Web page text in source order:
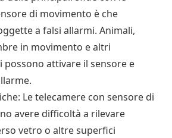
di movimento è che
a falsi allarmi. Animali,
in movimento e altri
attivare il sensore e
Le telecamere con sensore di
avere difficoltà a rilevare
vetro o altre superfici